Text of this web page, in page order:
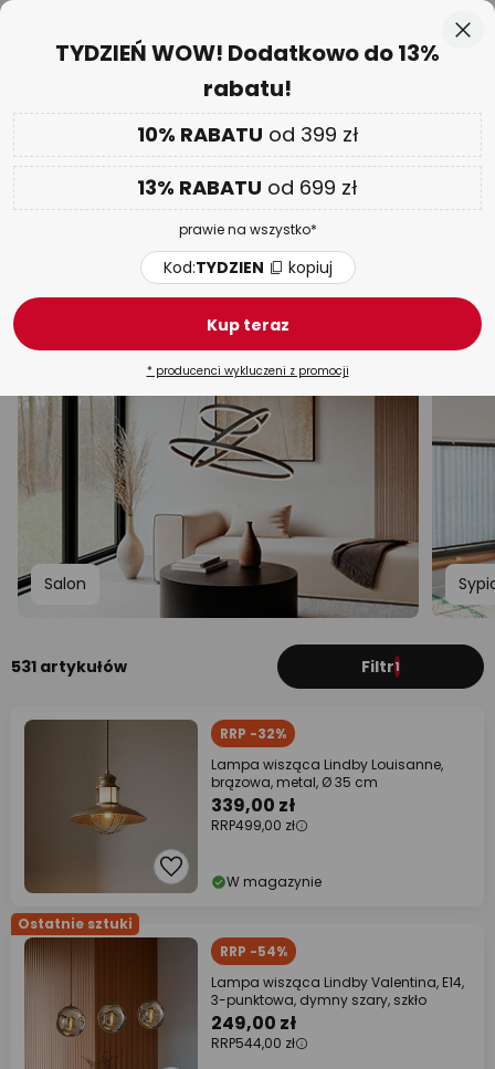
Przejdź
00 D 17 G 01 M 33 S
DODATKOWOnawet do 13% RABATU!
Kod:TYDZIEN kopiuj
TYDZIEŃ WOW| do -70%
Lampy wiszące brązowe
Nad stół LED Bambusowe Szklane
Salon
531 artykułów Filtr1
RRP -32%
Lampa wisząca Lindby Louisanne,
brązowa, metal, Ø 35 cm
339,00 zł
RRP499,00 zł
W magazynie
Ostatnie sztuki
RRP -54%
Lampa wisząca Lindby Valentina, E14,
3-punktowa, dymny szary, szkło
249,00 zł
RRP544,00 zł
TYDZIEŃ WOW! Dodatkowo do 13%
rabatu!
10% RABATU od 399 zł
13% RABATU od 699 zł
prawie na wszystko*
Kod:TYDZIEN kopiuj
Kup teraz
* producenci wykluczeni z promocji